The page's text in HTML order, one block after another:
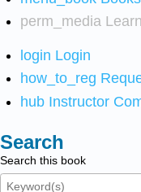
perm_media
login Login
how_to_reg
hub Instructor
Search
Search this book